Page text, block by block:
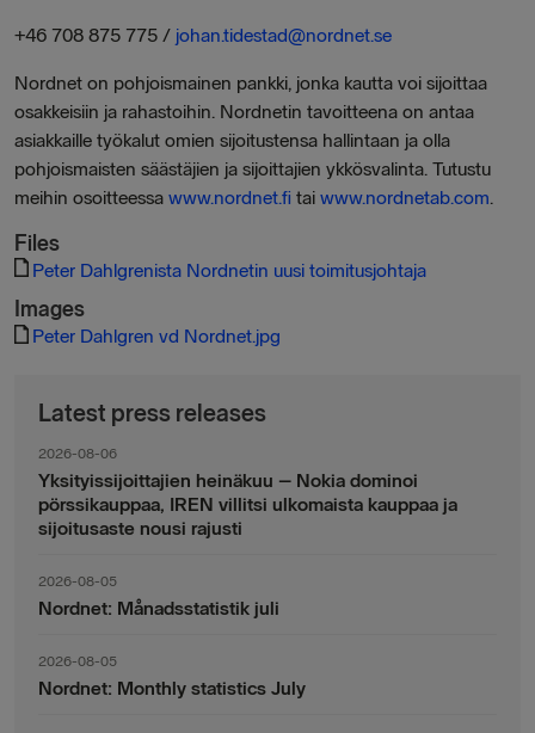
+46 708 875 775 / johan.tidestad@nordnet.se
Nordnet on pohjoismainen pankki, jonka kautta voi sijoittaa
osakkeisiin ja rahastoihin. Nordnetin tavoitteena on antaa
asiakkaille työkalut omien sijoitustensa hallintaan ja olla
pohjoismaisten säästäjien ja sijoittajien ykkösvalinta. Tutustu
meihin osoitteessa www.nordnet.fi tai www.nordnetab.com.
Files
Peter Dahlgrenista Nordnetin uusi toimitusjohtaja
Images
Peter Dahlgren vd Nordnet.jpg
Latest press releases
2026-08-06
Yksityissijoittajien heinäkuu – Nokia dominoi
pörssikauppaa, IREN villitsi ulkomaista kauppaa ja
sijoitusaste nousi rajusti
2026-08-05
Nordnet: Månadsstatistik juli
2026-08-05
Nordnet: Monthly statistics July